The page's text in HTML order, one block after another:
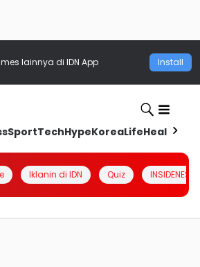
lainnya di IDN App Install
SportTechHypeKoreaLifeHealth
Iklanin di IDN Quiz INSIDENESIA